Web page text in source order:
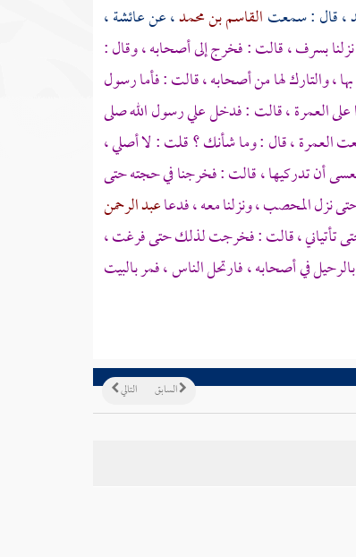
، قال : سمعتالقاسم بن محمد، عنعائشة،
بسرف، قالت : فخرج إلى أصحابه ، وقال :
، والتارك لها من أصحابه ، قالت : فأما رسول
على العمرة ، قالت : فدخل علي رسول الله صلى
العمرة ، قال : وما شأنك ؟ قلت : لا أصلي ،
أن تدركيها ، قالت : فخرجنا في حجته حتى
نزلالمحصب، ونزلنا معه ، فدعاعبد الرحمن
حتى تأتياني ، قالت : فخرجت لذلك حتى فرغت ،
في أصحابه ، فارتحل الناس ، فمربالبيت
التالي السابق